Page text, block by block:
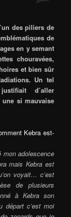
des piliers de
de
en y semant
chouravées,
et bien sûr
Un tel
d’aller
si mauvaise
Kebra est-
mon adolescence
mais Kebra est
voyait… c’est
de plusieurs
à Kebra son
départ c’est moi